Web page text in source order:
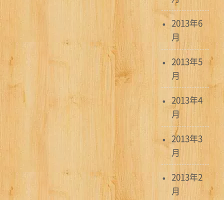
2013年6
月
2013年5
月
2013年4
月
2013年3
月
2013年2
月